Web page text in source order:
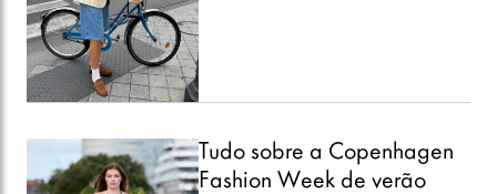
Tudo sobre a Copenhagen
Fashion Week de verão